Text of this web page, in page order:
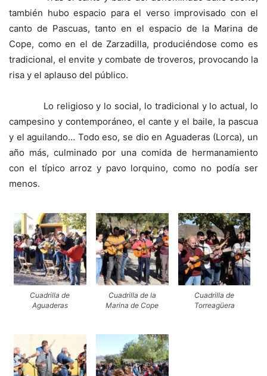
también hubo espacio para el verso improvisado con el
canto de Pascuas, tanto en el espacio de la Marina de
Cope, como en el de Zarzadilla, produciéndose como es
tradicional, el envite y combate de troveros, provocando la
risa y el aplauso del público.
Lo religioso y lo social, lo tradicional y lo actual, lo
campesino y contemporáneo, el cante y el baile, la pascua
y el aguilando… Todo eso, se dio en Aguaderas (Lorca), un
año más, culminado por una comida de hermanamiento
con el típico arroz y pavo lorquino, como no podía ser
menos.
Cuadrilla de
Aguaderas
Cuadrilla de la
Marina de Cope
Cuadrilla de
Torreagüera